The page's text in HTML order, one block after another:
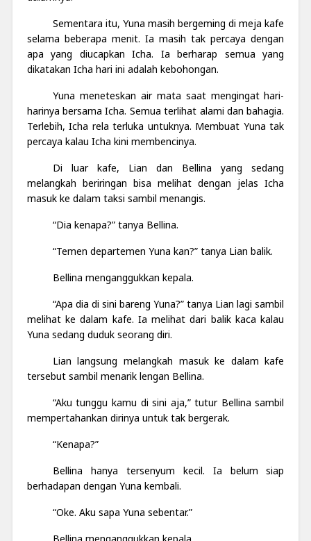
Sementara itu, Yuna masih bergeming di meja kafe
selama beberapa menit. Ia masih tak percaya dengan
apa yang diucapkan Icha. Ia berharap semua yang
dikatakan Icha hari ini adalah kebohongan.
Yuna meneteskan air mata saat mengingat hari-
harinya bersama Icha. Semua terlihat alami dan bahagia.
Terlebih, Icha rela terluka untuknya. Membuat Yuna tak
percaya kalau Icha kini membencinya.
Di luar kafe, Lian dan Bellina yang sedang
melangkah beriringan bisa melihat dengan jelas Icha
masuk ke dalam taksi sambil menangis.
“Dia kenapa?” tanya Bellina.
“Temen departemen Yuna kan?” tanya Lian balik.
Bellina menganggukkan kepala.
“Apa dia di sini bareng Yuna?” tanya Lian lagi sambil
melihat ke dalam kafe. Ia melihat dari balik kaca kalau
Yuna sedang duduk seorang diri.
Lian langsung melangkah masuk ke dalam kafe
tersebut sambil menarik lengan Bellina.
“Aku tunggu kamu di sini aja,” tutur Bellina sambil
mempertahankan dirinya untuk tak bergerak.
“Kenapa?”
Bellina hanya tersenyum kecil. Ia belum siap
berhadapan dengan Yuna kembali.
“Oke. Aku sapa Yuna sebentar.”
Bellina menganggukkan kepala.